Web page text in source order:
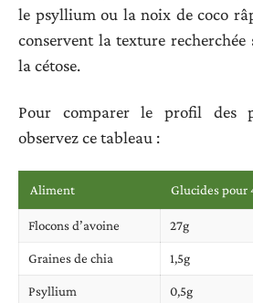
le psyllium ou la noix de coco
conservent la texture
la cétose.
Pour comparer le profil des
observez ce tableau :
Aliment Glucides pour
Flocons d’avoine 27g
Graines de chia 1,5g
Psyllium 0,5g